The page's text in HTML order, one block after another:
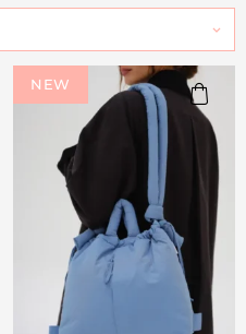
NEW